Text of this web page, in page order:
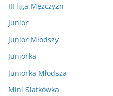
III liga Mężczyzn
Junior
Junior Młodszy
Juniorka
Juniorka Młodsza
Mini Siatkówka